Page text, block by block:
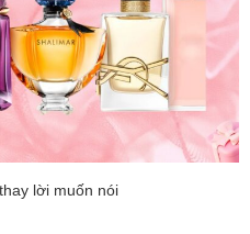
lời muốn nói